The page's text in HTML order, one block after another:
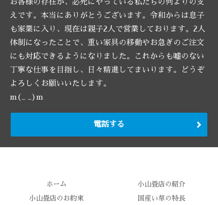
お客様の存在が、必死にやっている私たちの何よりの支
えです。本当にありがとうございます。令和からは息子
も家業に入り、現在は親子2人で営業しております。2人
体制になったことで、重い家具の移動やお急ぎのご注文
にも対応できるようになりました。これからも嘘のない
丁寧な仕事を目指し、日々精進してまいります。どうぞ
よろしくお願いいたします。
m(_ _)m
電話する
ホーム 小山畳店の紹介
小山畳店のお約束 国産い草の特長